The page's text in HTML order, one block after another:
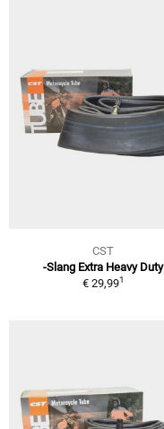
CST
-Slang Extra Heavy Duty
€ 29,991